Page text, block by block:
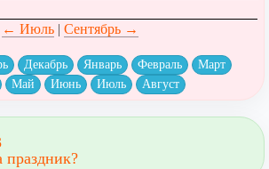
← Июль| Сентябрь →
Декабрь Январь Февраль
Март
Май Июнь Июль Август
праздник?